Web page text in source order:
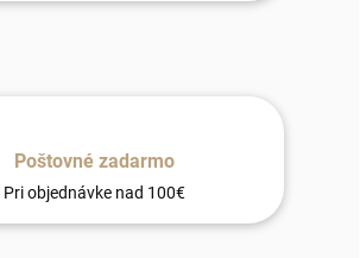
Poštovné zadarmo
Pri objednávke nad 100€